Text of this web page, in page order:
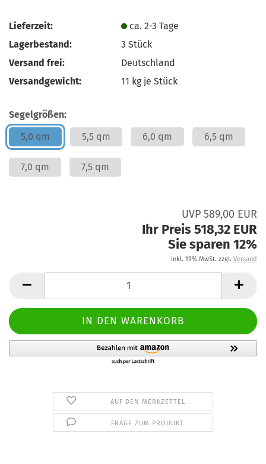
Lieferzeit:
ca. 2-3 Tage
Lagerbestand:
3Stück
Versand frei:
Deutschland
Versandgewicht:
11 kg je Stück
Segelgrößen:
5,0 qm
5,5 qm 6,0 qm 6,5 qm
7,0 qm 7,5 qm
UVP 589,00 EUR
Ihr Preis 518,32 EUR
Sie sparen 12%
inkl. 19% MwSt. zzgl. Versand
AUF DEN MERKZETTEL
FRAGE ZUM PRODUKT